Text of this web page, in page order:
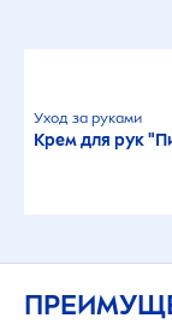
Уход за руками
Крем для рук